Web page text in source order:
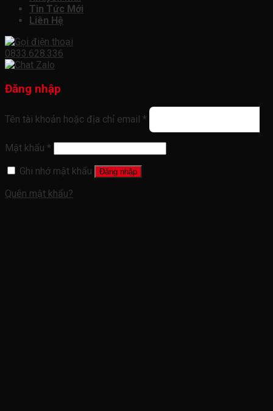
Tin Tức Mới
Liên Hệ
0833.628.336
Đăng nhập
Tên tài khoản hoặc địa chỉ email *
Mật khẩu *
Ghi nhớ mật khẩu
Đăng nhập
Quên mật khẩu?